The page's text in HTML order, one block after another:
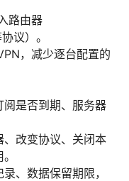
路由器
议）。
，减少逐台配置的
是否到期、服务器
改变协议、关闭本
、数据保留期限，